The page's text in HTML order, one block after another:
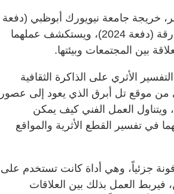
في دورتها الـ14 هما نورة جابر، خريجة جامعة نيويورك أبوظبي (دفعة
2024)، ومفيدة محيي الدين، خريجة جامعة الشارقة (دفعة 2024)، ويستكشف عملهما
بين المجتمعات وبيئتها.
الأثري على الذاكرة الثقافية
موقع تل أبرق الذي يعود إلى عصور
ويتناول العمل الفني كيف يمكن
في تفسير القطع الأثرية والمواقع
جزئياً، وهي أداة كانت تستخدم على
العمل بذلك بين العلاقات